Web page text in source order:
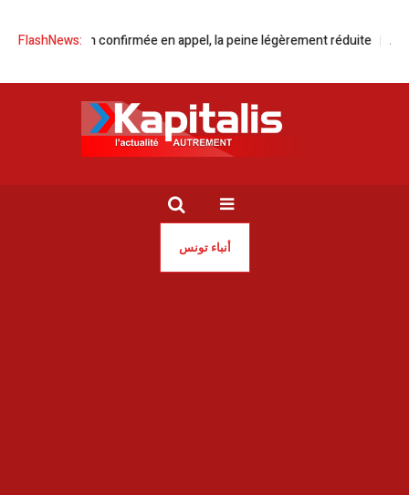
FlashNews:en appel, la peine légèrement réduite ​Alerte météo | Vents
أنباء تونس